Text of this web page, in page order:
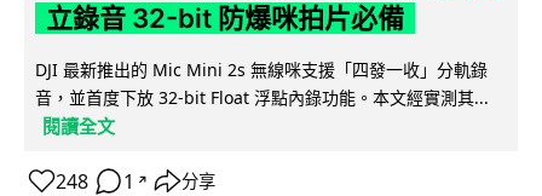
立錄音 32-bit 防爆咪拍片必備
DJI 最新推出的 Mic Mini 2s 無線咪支援「四發一收」分軌錄
音，並首度下放 32-bit Float 浮點內錄功能。本文經實測其...
閱讀全文
248 1 ↗ 分享